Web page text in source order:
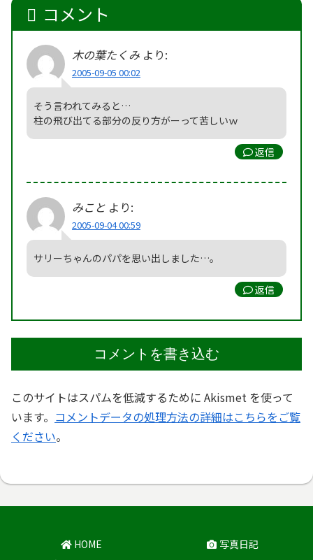
コメント
木の葉たくみ より:
2005-09-05 00:02
そう言われてみると…
柱の飛び出てる部分の反り方がーって苦しいｗ
返信
みこと より:
2005-09-04 00:59
サリーちゃんのパパを思い出しました…。
返信
コメントを書き込む
このサイトはスパムを低減するために Akismet を使って
います。 コメントデータの処理方法の詳細はこちらをご覧
ください。
HOME
写真日記